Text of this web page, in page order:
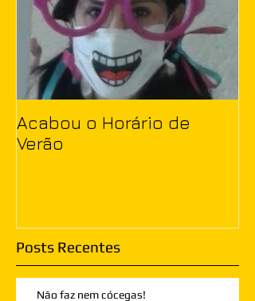
Acabou o Horário de
Verão
Posts Recentes
Não faz nem cócegas!